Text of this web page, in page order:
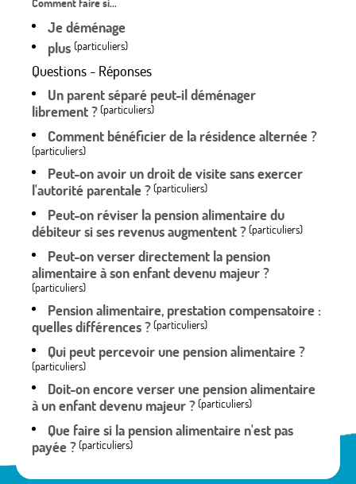
Comment faire si...
Je déménage
plus (particuliers)
Questions - Réponses
Un parent séparé peut-il déménager
librement ?(particuliers)
Comment bénéficier de la résidence alternée ?
(particuliers)
Peut-on avoir un droit de visite sans exercer
l'autorité parentale ?(particuliers)
Peut-on réviser la pension alimentaire du
débiteur si ses revenus augmentent ?(particuliers)
Peut-on verser directement la pension
alimentaire à son enfant devenu majeur ?
(particuliers)
Pension alimentaire, prestation compensatoire :
quelles différences ?(particuliers)
Qui peut percevoir une pension alimentaire ?
(particuliers)
Doit-on encore verser une pension alimentaire
à un enfant devenu majeur ?(particuliers)
Que faire si la pension alimentaire n'est pas
payée ?(particuliers)